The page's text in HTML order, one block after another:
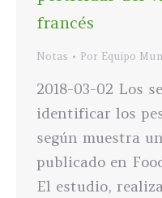
francés
Notas Por Equipo
2018-03-02 Los
identificar los
según muestra
publicado en
El estudio,